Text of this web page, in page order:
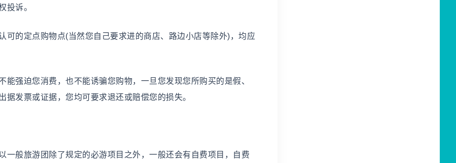
投诉。
的定点购物点(当然您自己要求进的商店、路边小店等除外)，均应
强迫您消费，也不能诱骗您购物，一旦您发现您所购买的是假、
发票或证据，您均可要求退还或赔偿您的损失。
般旅游团除了规定的必游项目之外，一般还会有自费项目，自费